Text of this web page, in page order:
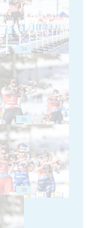
34
36
38